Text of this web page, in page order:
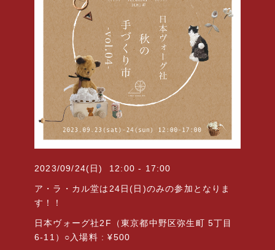
2023/09/24(日) 12:00 - 17:00
ア・ラ・カル堂は 24日 (日 )のみの参加となりま
す！！
日本ヴォーグ社2F （東京都中野区弥生町 5丁目
6-11 ） ○ 入場料 : ¥500